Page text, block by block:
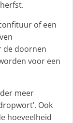
of een
de doornen
voor een
meer
Ook
hoeveelheid